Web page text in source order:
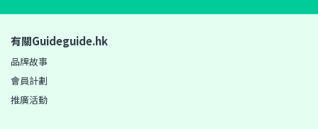
有關Guideguide.hk
品牌故事
會員計劃
推廣活動